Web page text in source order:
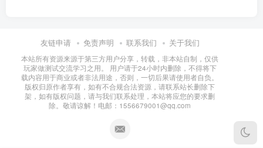
友链申请 免责声明 联系我们 关于我们
本站所有资源来源于第三方用户分享，转载，非本站自制，仅供
玩家做测试交流学习之用。 用户请于24小时内删除，不得将下
载内容用于商业或者非法用途，否则，一切后果请使用者自负。
版权归原作者享有，如有不合规合法资源，请联系站长删除下
架，如有版权问题，请与我们联系处理，本站将应您的要求删
除。敬请谅解！电邮：1556679001@qq.com